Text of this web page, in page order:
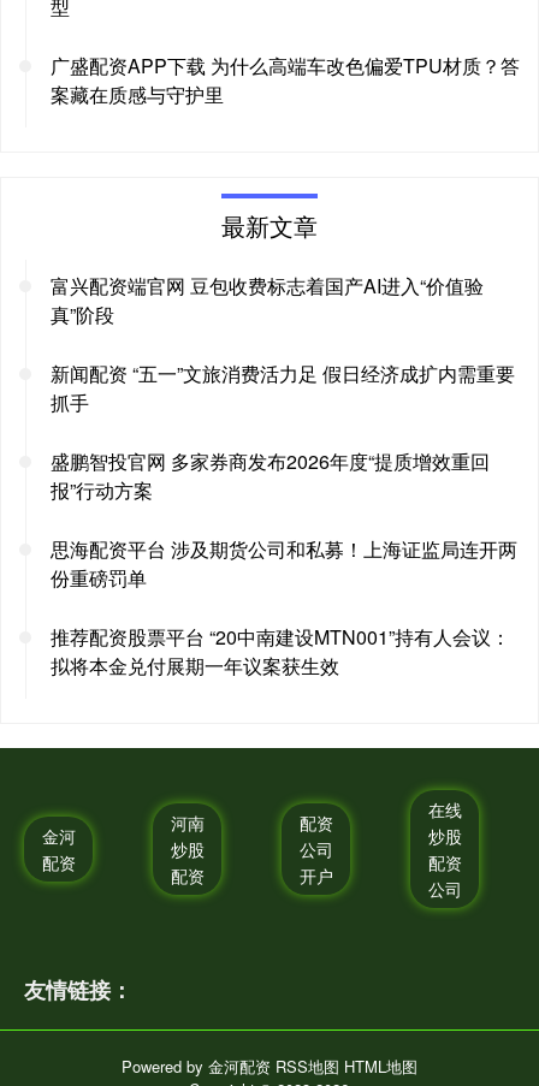
型
广盛配资APP下载 为什么高端车改色偏爱TPU材质？答
案藏在质感与守护里
最新文章
富兴配资端官网 豆包收费标志着国产AI进入“价值验
真”阶段
新闻配资 “五一”文旅消费活力足 假日经济成扩内需重要
抓手
盛鹏智投官网 多家券商发布2026年度“提质增效重回
报”行动方案
思海配资平台 涉及期货公司和私募！上海证监局连开两
份重磅罚单
推荐配资股票平台 “20中南建设MTN001”持有人会议：
拟将本金兑付展期一年议案获生效
金河
配资
河南
炒股
配资
配资
公司
开户
在线
炒股
配资
公司
友情链接：
Powered by 金河配资 RSS地图 HTML地图